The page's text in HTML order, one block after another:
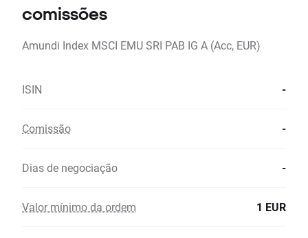
comissões
Amundi Index MSCI EMU SRI PAB IG A (Acc, EUR)
ISIN -
Comissão -
Dias de negociação -
Valor mínimo da ordem 1 EUR